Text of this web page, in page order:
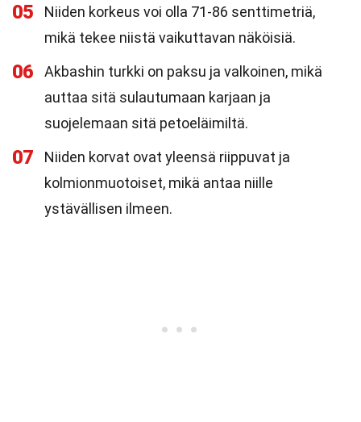
05
Niiden korkeus voi olla 71-86 senttimetriä,
mikä tekee niistä vaikuttavan näköisiä.
06
Akbashin turkki on paksu ja valkoinen, mikä
auttaa sitä sulautumaan karjaan ja
suojelemaan sitä petoeläimiltä.
07
Niiden korvat ovat yleensä riippuvat ja
kolmionmuotoiset, mikä antaa niille
ystävällisen ilmeen.